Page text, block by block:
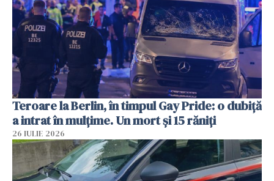
Teroare la Berlin, în timpul Gay Pride: o dubiță
a intrat în mulțime. Un mort și 15 răniți
26 IULIE 2026